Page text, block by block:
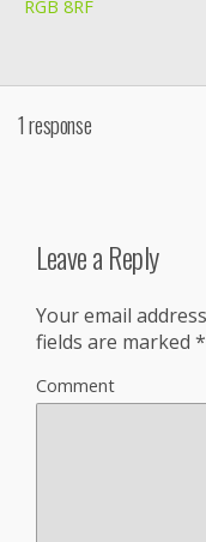
RGB 8RF
1 response
Leave a Reply
Your email
fields are marked *
Comment